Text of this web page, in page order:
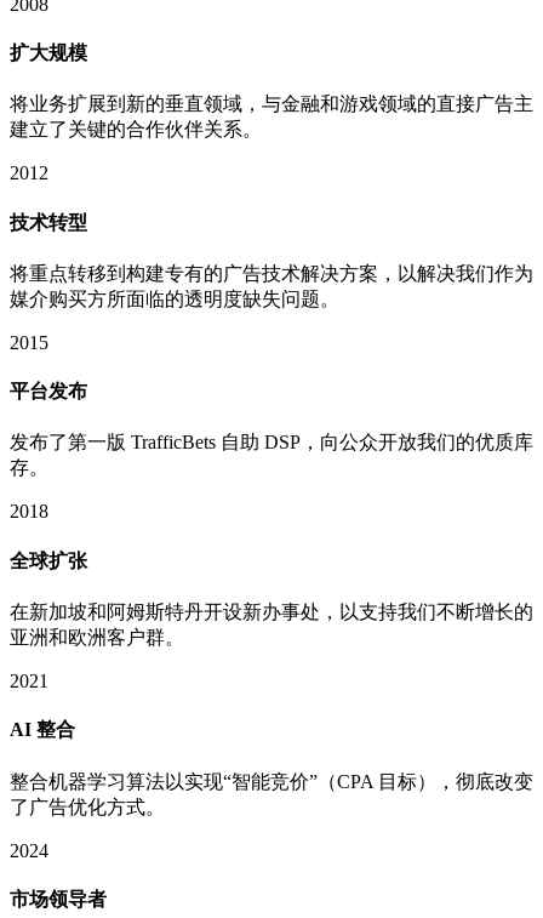
扩大规模
将业务扩展到新的垂直领域，与金融和游戏领域的直接广告主
建立了关键的合作伙伴关系。
2012
技术转型
将重点转移到构建专有的广告技术解决方案，以解决我们作为
媒介购买方所面临的透明度缺失问题。
2015
平台发布
发布了第一版 TrafficBets 自助 DSP，向公众开放我们的优质库
存。
2018
全球扩张
在新加坡和阿姆斯特丹开设新办事处，以支持我们不断增长的
亚洲和欧洲客户群。
2021
AI 整合
整合机器学习算法以实现“智能竞价”（CPA 目标），彻底改变
了广告优化方式。
2024
市场领导者